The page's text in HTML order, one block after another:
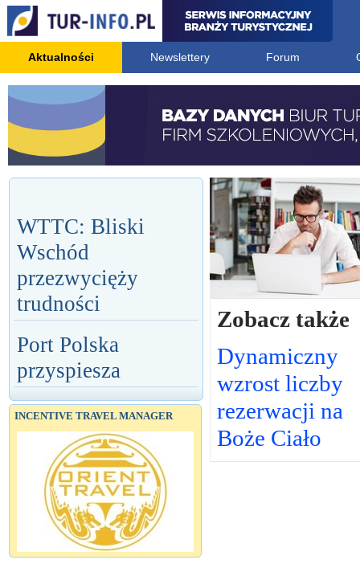
Aktualności Newslettery Forum
WTTC: Bliski
Wschód
przezwycięży
trudności
Port Polska
przyspiesza
INCENTIVE TRAVEL MANAGER
Zobacz także
Dynamiczny
wzrost liczby
rezerwacji na
Boże Ciało